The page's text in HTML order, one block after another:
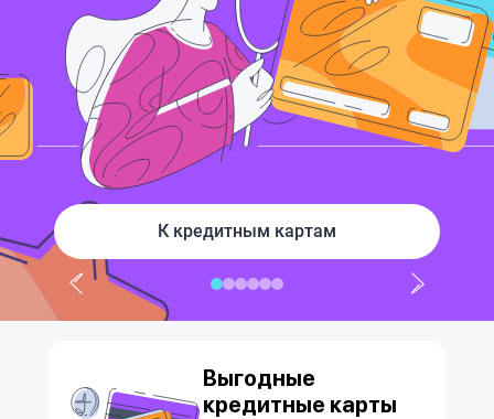
К кредитным картам
Выгодные
кредитные карты